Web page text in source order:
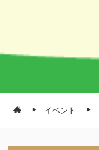
イベント